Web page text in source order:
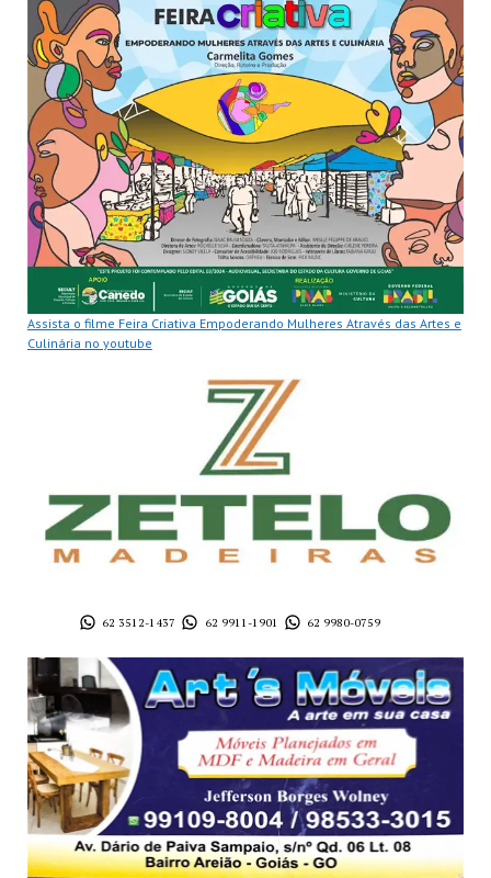
Assista o filme Feira Criativa Empoderando Mulheres Através das Artes e
Culinária no youtube
62 3512-1437 62 9911-1901 62 9980-0759